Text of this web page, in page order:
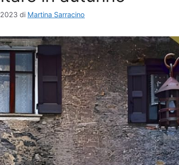
di Martina Sarracino